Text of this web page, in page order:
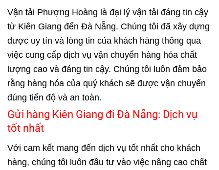
Vận tải Phượng Hoàng là đại lý vận tải đáng tin cậy
từ Kiên Giang đến Đà Nẵng. Chúng tôi đã xây dựng
được uy tín và lòng tin của khách hàng thông qua
việc cung cấp dịch vụ vận chuyển hàng hóa chất
lượng cao và đáng tin cậy. Chúng tôi luôn đảm bảo
rằng hàng hóa của quý khách sẽ được vận chuyển
đúng tiến độ và an toàn.
Gửi hàng Kiên Giang đi Đà Nẵng: Dịch vụ
tốt nhất
Với cam kết mang đến dịch vụ tốt nhất cho khách
hàng, chúng tôi luôn đầu tư vào việc nâng cao chất